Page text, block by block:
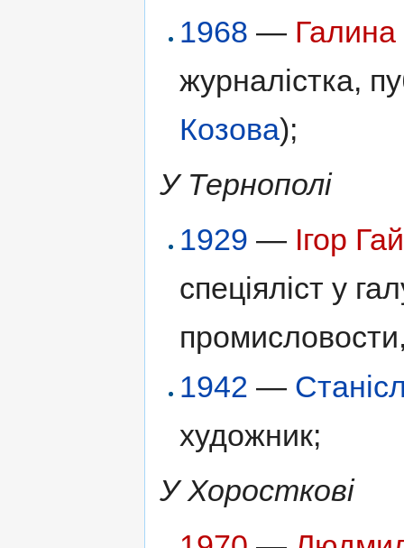
1968 —
журналістка,
Козова);
У Тернополі
1929 — Ігор
спеціяліст у
1942 —
художник;
У Хоросткові